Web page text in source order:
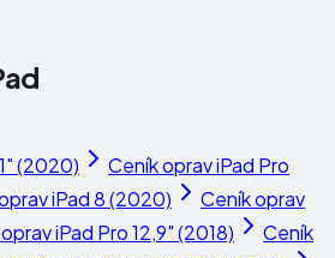
(2020) Ceník opraviPad Pro
iPad 8 (2020)
Ceník oprav
iPad Pro 12,9" (2018)
Ceník